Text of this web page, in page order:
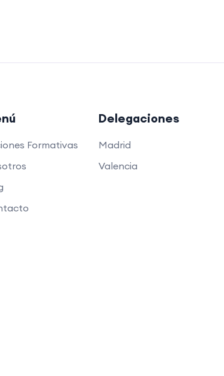
Formativas
Delegaciones
Madrid
Valencia